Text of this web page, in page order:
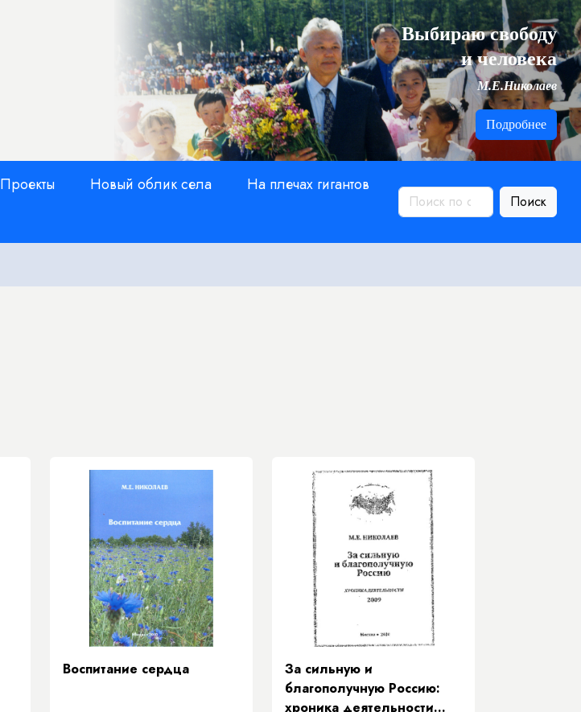
Выбираю свободу
и человека
М.Е.Николаев
Подробнее
Проекты Новый облик села
На плечах гигантов
Поиск
Воспитание сердца
За сильную и
благополучную Россию:
хроника деятельности